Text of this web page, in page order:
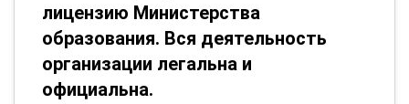
лицензию Министерства
образования. Вся деятельность
организации легальна и
официальна.